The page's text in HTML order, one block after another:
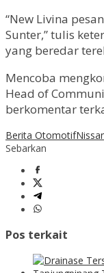
“New Livina
Sunter,” tulis
yang beredar
Mencoba
Head of
berkomentar
Berita Otomotif
Sebarkan
Pos terkait